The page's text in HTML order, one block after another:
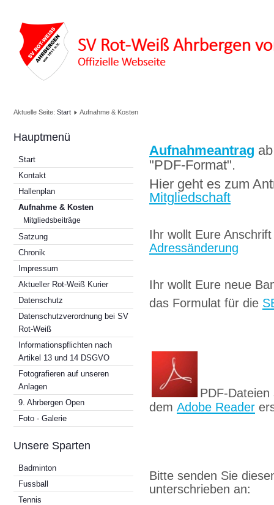
Aktuelle Seite: Start Aufnahme & Kosten
Hauptmenü
Start
Kontakt
Hallenplan
Aufnahme & Kosten
Mitgliedsbeiträge
Satzung
Chronik
Impressum
Aktueller Rot-Weiß Kurier
Datenschutz
Datenschutzverordnung bei SV
Rot-Weiß
Informationspflichten nach
Artikel 13 und 14 DSGVO
Fotografieren auf unseren
Anlagen
9. Ahrbergen Open
Foto - Galerie
Unsere Sparten
Badminton
Fussball
Tennis
Aufnahmeantrag
"PDF-Format".
Hier geht es zum
Mitgliedschaft
Ihr wollt Eure
Adressänderung
Ihr wollt Eure neue
das Formulat für die
PDF-
dem Adobe Reader
Bitte senden Sie
unterschrieben an: